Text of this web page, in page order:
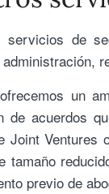
servicios de
un
de acuerdos
Joint Ventures
tamaño
previo de